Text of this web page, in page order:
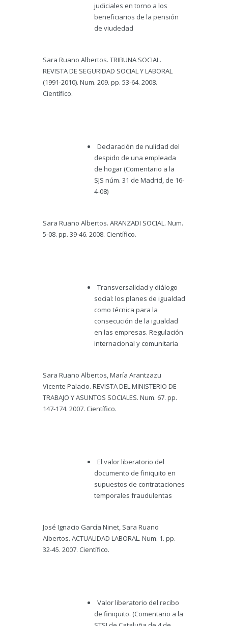
judiciales en torno a los
beneficiarios de la pensión
de viudedad
Sara Ruano Albertos. TRIBUNA SOCIAL.
REVISTA DE SEGURIDAD SOCIAL Y LABORAL
(1991-2010). Num. 209. pp. 53-64. 2008.
Científico.
Declaración de nulidad del
despido de una empleada
de hogar (Comentario a la
SJS núm. 31 de Madrid, de 16-
4-08)
Sara Ruano Albertos. ARANZADI SOCIAL. Num.
5-08. pp. 39-46. 2008. Científico.
Transversalidad y diálogo
social: los planes de igualdad
como técnica para la
consecución de la igualdad
en las empresas. Regulación
internacional y comunitaria
Sara Ruano Albertos, María Arantzazu
Vicente Palacio. REVISTA DEL MINISTERIO DE
TRABAJO Y ASUNTOS SOCIALES. Num. 67. pp.
147-174. 2007. Científico.
El valor liberatorio del
documento de finiquito en
supuestos de contrataciones
temporales fraudulentas
José Ignacio García Ninet, Sara Ruano
Albertos. ACTUALIDAD LABORAL. Num. 1. pp.
32-45. 2007. Científico.
Valor liberatorio del recibo
de finiquito. (Comentario a la